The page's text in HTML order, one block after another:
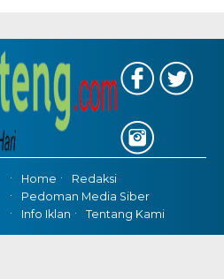
Home
Redaksi
Pedoman Media Siber
Info Iklan
Tentang Kami